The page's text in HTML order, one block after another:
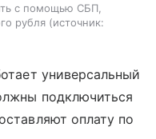
с помощью СБП,
рубля
источник:
универсальный
подключиться
оплату по